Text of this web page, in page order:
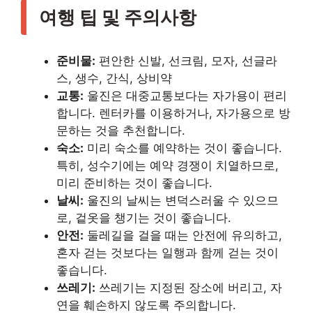
여행 팁 및 주의사항
준비물: 편안한 신발, 선크림, 모자, 선글라
스, 생수, 간식, 상비약
교통: 울진은 대중교통보다는 자가용이 편리
합니다. 렌터카를 이용하거나, 자가용으로 방
문하는 것을 추천합니다.
숙소: 미리 숙소를 예약하는 것이 좋습니다.
특히, 성수기에는 예약 경쟁이 치열하므로,
미리 준비하는 것이 좋습니다.
날씨: 울진의 날씨는 변덕스러울 수 있으므
로, 겉옷을 챙기는 것이 좋습니다.
안전: 둘레길을 걸을 때는 안전에 유의하고,
혼자 걷는 것보다는 일행과 함께 걷는 것이
좋습니다.
쓰레기: 쓰레기는 지정된 장소에 버리고, 자
연을 훼손하지 않도록 주의합니다.